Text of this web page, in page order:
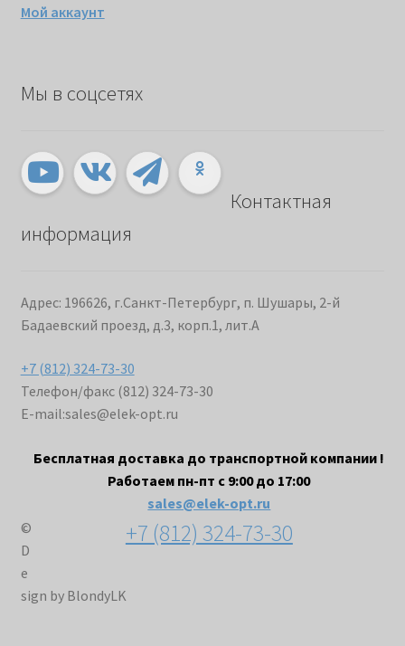
Мой аккаунт
Мы в соцсетях
Контактная
информация
Адрес: 196626, г.Санкт-Петербург, п. Шушары, 2-й
Бадаевский проезд, д.3, корп.1, лит.А
+7 (812) 324-73-30
Телефон/факс (812) 324-73-30
E-mail:sales@elek-opt.ru
Бесплатная доставка до транспортной компании !
Работаем пн-пт с 9:00 до 17:00
sales@elek-opt.ru
+7 (812) 324-73-30
©
D
e
sign by BlondyLK